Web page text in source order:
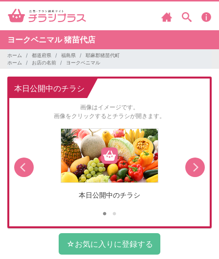
ヨークベニマル猪苗代店
ホーム 都道府県 福島県
耶麻郡猪苗代町
ホーム
お店の名前 ヨークベニマル
本日公開中のチラシ
画像はイメージです。
画像をクリックするとチラシが開きます。
本日公開中のチラシ